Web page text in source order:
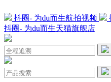
抖圈- 为du而生航拍视频
抖圈- 为du而生天猫旗舰店